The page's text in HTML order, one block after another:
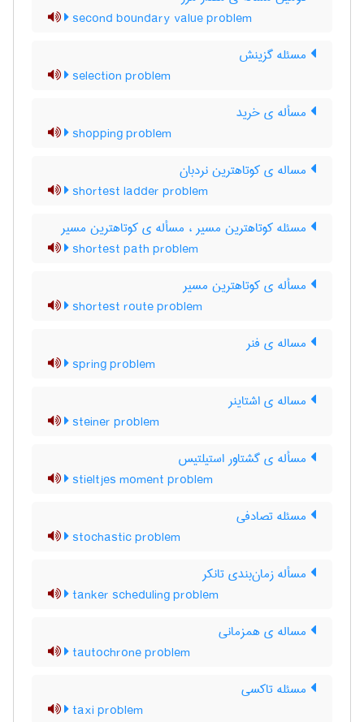
second boundary value problem
مسئله گزینش
selection problem
مسأله ی خرید
shopping problem
مساله ی کوتاهترین نردبان
shortest ladder problem
مسئله کوتاهترین مسیر ، مسأله ی کوتاهترین مسیر
shortest path problem
مسأله ی کوتاهترین مسیر
shortest route problem
مساله ی فنر
spring problem
مساله ی اشتاینر
steiner problem
مسأله ی گشتاور استیلتیس
stieltjes moment problem
مسئله تصادفی
stochastic problem
مسأله زمان‌بندی تانکر
tanker scheduling problem
مساله ی همزمانی
tautochrone problem
مسئله تاکسی
taxi problem